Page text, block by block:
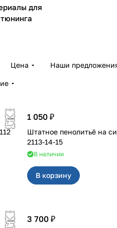
для
Цена Наши
1 050 ₽
Штатное пенолитьё на
2113-14-15
В наличии
В корзину
3 700 ₽